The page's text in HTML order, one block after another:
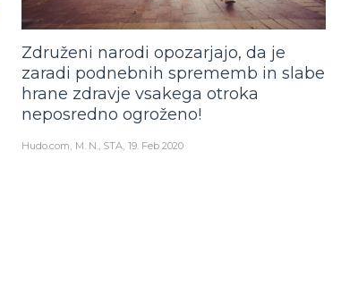
Združeni narodi opozarjajo, da je
zaradi podnebnih sprememb in slabe
hrane zdravje vsakega otroka
neposredno ogroženo!
Hudo.com M. N., STA 19. Feb 2020